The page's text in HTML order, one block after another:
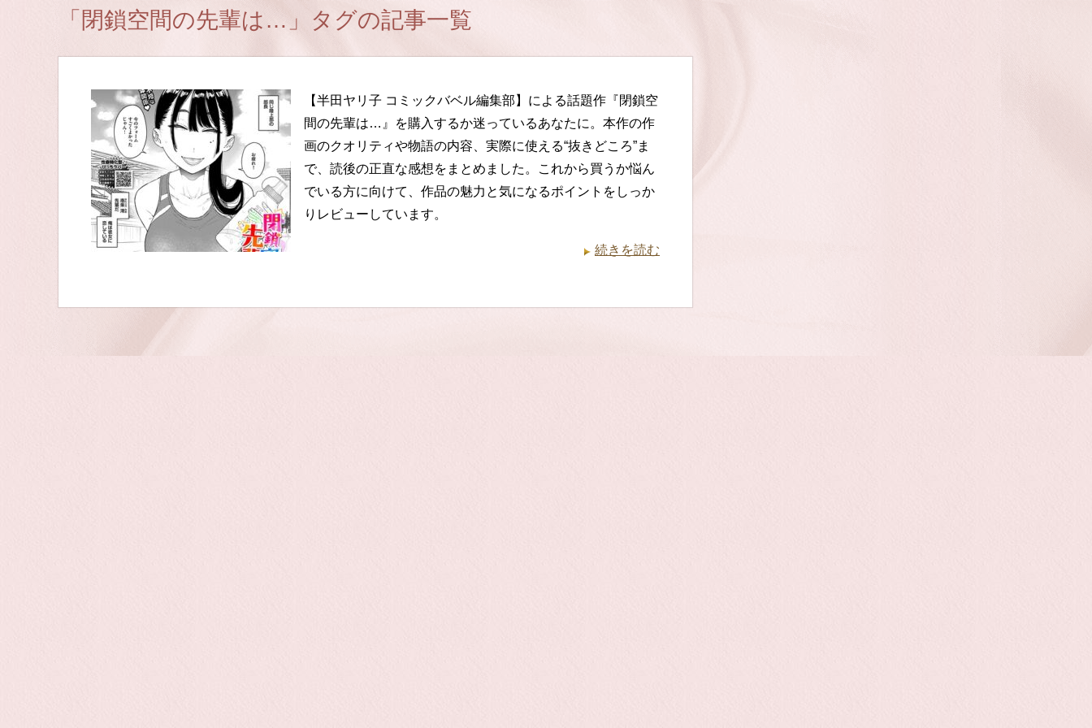
「閉鎖空間の先輩は…」タグの記事一覧
【半田ヤリ子 コミックバベル編集部】による話題作『閉鎖空
間の先輩は…』を購入するか迷っているあなたに。本作の作
画のクオリティや物語の内容、実際に使える“抜きどころ”ま
で、読後の正直な感想をまとめました。これから買うか悩ん
でいる方に向けて、作品の魅力と気になるポイントをしっか
りレビューしています。
続きを読む